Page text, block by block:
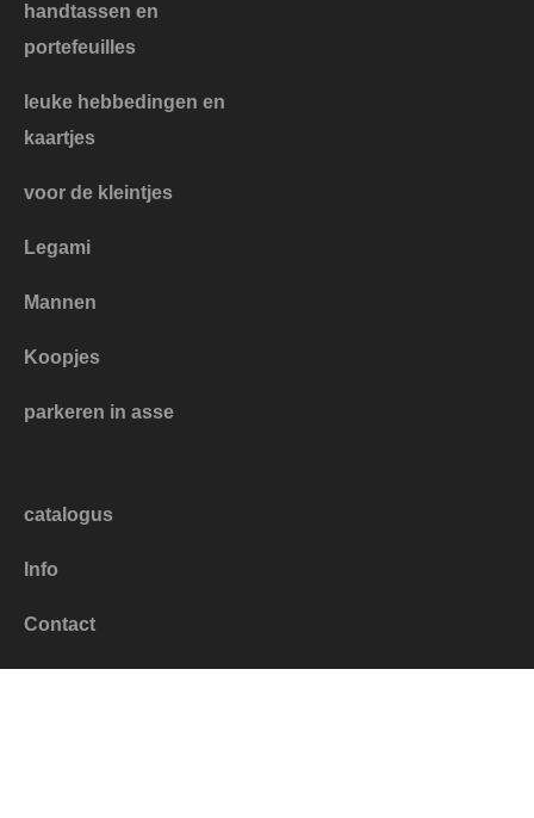
handtassen en
portefeuilles
leuke hebbedingen en
kaartjes
voor de kleintjes
Legami
Mannen
Koopjes
parkeren in asse
catalogus
Info
Contact